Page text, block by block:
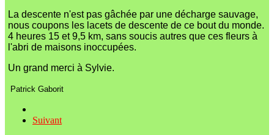
La descente n'est pas gâchée par une décharge sauvage,
nous coupons les lacets de descente de ce bout du monde.
4 heures 15 et 9,5 km, sans soucis autres que ces fleurs à
l'abri de maisons inoccupées.
Un grand merci à Sylvie.
Patrick Gaborit
Suivant